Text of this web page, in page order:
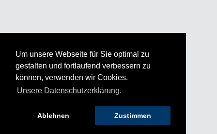
Um unsere Webseite für Sie optimal zu
gestalten und fortlaufend verbessern zu
können, verwenden wir Cookies.
Unsere Datenschutzerklärung.
Ablehnen Zustimmen